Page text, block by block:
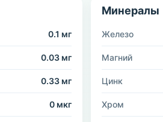
0.1 мг
0.03 мг
0.33 мг
0 мкг
Минералы
Железо
Магний
Цинк
Хром